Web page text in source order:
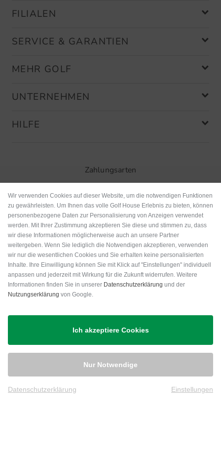
FILIALEN
SERVICE & GARANTIEN
MEHR GOLF
UNTERNEHMEN
HILFE
Zahlungsarten
Versand
Wir verwenden Cookies auf dieser Website, um die notwendigen Funktionen
zu gewährleisten. Um Ihnen das volle Golf House Erlebnis zu bieten, können
personenbezogene Daten zur Personalisierung von Anzeigen verwendet
werden. Mit Ihrer Zustimmung akzeptieren Sie diese und stimmen zu, dass
wir diese Informationen möglicherweise auch an unsere Partner
weitergeben. Wenn Sie lediglich die Notwendigen akzeptieren, verwenden
wir nur die wesentlichen Cookies und Sie erhalten keine personalisierten
Inhalte. Ihre Einwilligung können Sie mit Klick auf "Einstellungen" individuell
anpassen und jederzeit mit Wirkung für die Zukunft widerrufen. Weitere
Informationen finden Sie in unserer Datenschutzerklärung und der
Nutzungserklärung von Google.
Ich akzeptiere Cookies
Nur Notwendige
Datenschutzerklärung Einstellungen